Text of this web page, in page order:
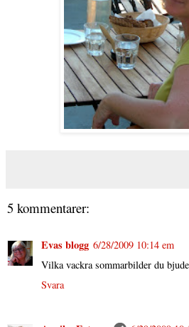
5 kommentarer:
Evas blogg 6/28/2009 10:14 em
Vilka vackra sommarbilder du
Svara